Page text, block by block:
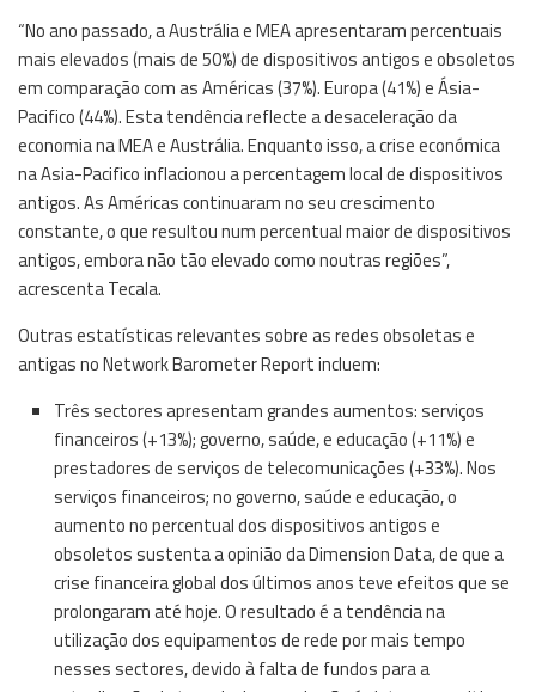
“No ano passado, a Austrália e MEA apresentaram percentuais
mais elevados (mais de 50%) de dispositivos antigos e obsoletos
em comparação com as Américas (37%). Europa (41%) e Ásia-
Pacifico (44%). Esta tendência reflecte a desaceleração da
economia na MEA e Austrália. Enquanto isso, a crise económica
na Asia-Pacifico inflacionou a percentagem local de dispositivos
antigos. As Américas continuaram no seu crescimento
constante, o que resultou num percentual maior de dispositivos
antigos, embora não tão elevado como noutras regiões”,
acrescenta Tecala.
Outras estatísticas relevantes sobre as redes obsoletas e
antigas no Network Barometer Report incluem:
Três sectores apresentam grandes aumentos: serviços
financeiros (+13%); governo, saúde, e educação (+11%) e
prestadores de serviços de telecomunicações (+33%). Nos
serviços financeiros; no governo, saúde e educação, o
aumento no percentual dos dispositivos antigos e
obsoletos sustenta a opinião da Dimension Data, de que a
crise financeira global dos últimos anos teve efeitos que se
prolongaram até hoje. O resultado é a tendência na
utilização dos equipamentos de rede por mais tempo
nesses sectores, devido à falta de fundos para a